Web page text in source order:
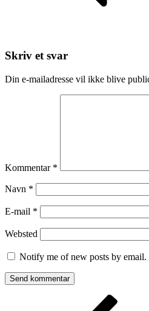
Skriv et svar
Din e-mailadresse vil ikke blive
Kommentar *
Navn *
E-mail *
Websted
Notify me of new posts by email.
Indlægsnavigation